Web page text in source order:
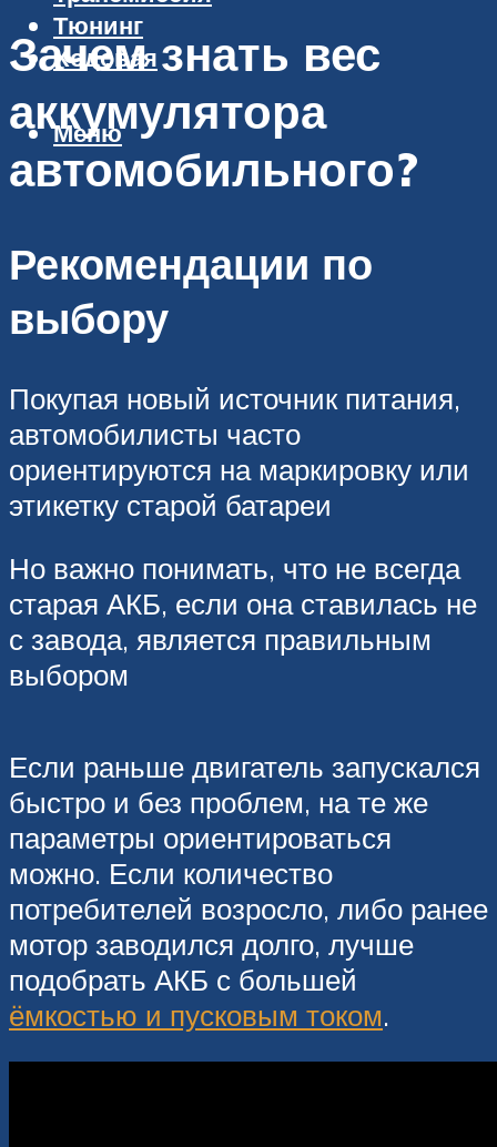
Тюнинг
Ходовая
Меню
Зачем знать вес
аккумулятора
автомобильного?
Рекомендации по
выбору
Покупая новый источник питания,
автомобилисты часто
ориентируются на маркировку или
этикетку старой батареи
Но важно понимать, что не всегда
старая АКБ, если она ставилась не
с завода, является правильным
выбором
Если раньше двигатель запускался
быстро и без проблем, на те же
параметры ориентироваться
можно. Если количество
потребителей возросло, либо ранее
мотор заводился долго, лучше
подобрать АКБ с большей
ёмкостью и пусковым током.